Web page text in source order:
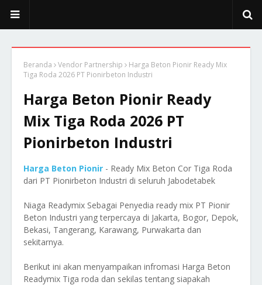
Beranda Vendor Partnership
Harga Beton Pionir Ready Mix
Tiga Roda 2026 PT Pionirbeton Industri
Harga Beton Pionir Ready
Mix Tiga Roda 2026 PT
Pionirbeton Industri
Harga Beton Pionir - Ready Mix Beton Cor Tiga Roda
dari PT Pionirbeton Industri di seluruh Jabodetabek
Niaga Readymix Sebagai Penyedia ready mix PT Pionir
Beton Industri yang terpercaya di Jakarta, Bogor, Depok,
Bekasi, Tangerang, Karawang, Purwakarta dan
sekitarnya.
Berikut ini akan menyampaikan infromasi Harga Beton
Readymix Tiga roda dan sekilas tentang siapakah